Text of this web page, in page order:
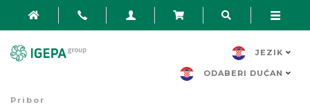
JEZIK
ODABERI DUĆAN
Pribor